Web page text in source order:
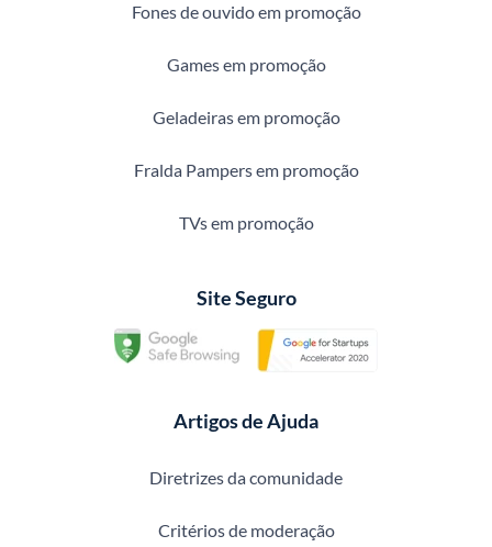
Fones de ouvido em promoção
Games em promoção
Geladeiras em promoção
Fralda Pampers em promoção
TVs em promoção
Site Seguro
Artigos de Ajuda
Diretrizes da comunidade
Critérios de moderação